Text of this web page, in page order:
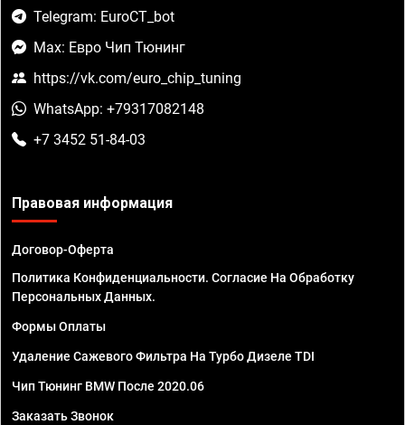
Telegram: EuroCT_bot
Max: Евро Чип Тюнинг
https://vk.com/euro_chip_tuning
WhatsApp: +79317082148
+7 3452 51-84-03
Правовая информация
Договор-Оферта
Политика Конфиденциальности. Согласие На Обработку
Персональных Данных.
Формы Оплаты
Удаление Сажевого Фильтра На Турбо Дизеле TDI
Чип Тюнинг BMW После 2020.06
Заказать Звонок